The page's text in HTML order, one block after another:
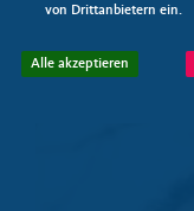
von Drittanbietern ein.
Alle akzeptieren